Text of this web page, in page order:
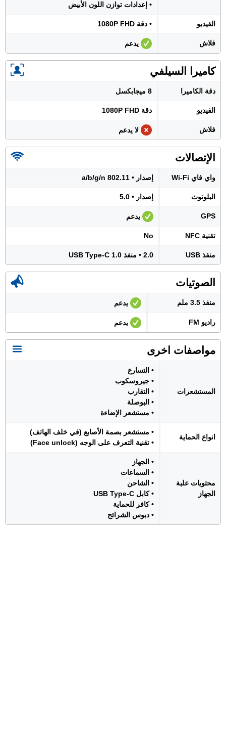
• إعدادات توازن اللون الأبيض
الفيديو • دقة 1080P FHD
فلاش يدعم
كاميرا السيلفي
دقة الكاميرا 8 ميجابكسل
الفيديو دقة 1080P FHD
فلاش لا يدعم
الإتصالات
واي فاي Wi-Fi إصدار • 802.11 a/b/g/n
البلوتوث إصدار • 5.0
GPS يدعم
تقنية NFC No
منفذ USB 2.0 • منفذ USB Type-C 1.0
الصوتيات
منفذ 3.5 ملم يدعم
راديو FM يدعم
مواصفات اخرى
المستشعرات
• التسارع
• جيروسكوب
• التقارب
• البوصلة
• مستشعر الإضاءة
انواع الحماية
• مستشعر بصمة الأصابع (في خلف الهاتف)
• تقنية التعرف على الوجه (Face unlock)
محتويات علبة
الجهاز
• الجهاز
• السماعات
• الشاحن
• كابل USB Type-C
• كافر للحماية
• دبوس الشرائح